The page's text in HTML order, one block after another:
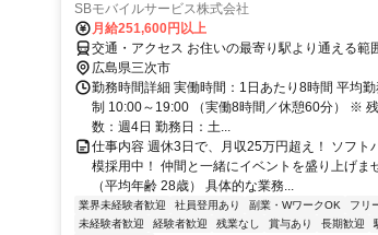
SBモバイルサービス株式会社
月給251,600円以上
交通・アクセス お住いの最寄り駅より通える範
広島県三次市
勤務時間詳細 実働時間：1日あたり8時間 平均
制 10:00～19:00 （実働8時間／休憩60分） ※
数：週4日 勤務日：土...
仕事内容 週休3日で、月収25万円超え！ ソフト
模採用中！ 仲間と一緒にイベントを盛り上げま
（平均年齢 28歳） 具体的な業務...
業界未経験者歓迎 社員登用あり 副業・WワークOK フリ
未経験者歓迎
経験者歓迎 残業なし 賞与あり 長期歓迎